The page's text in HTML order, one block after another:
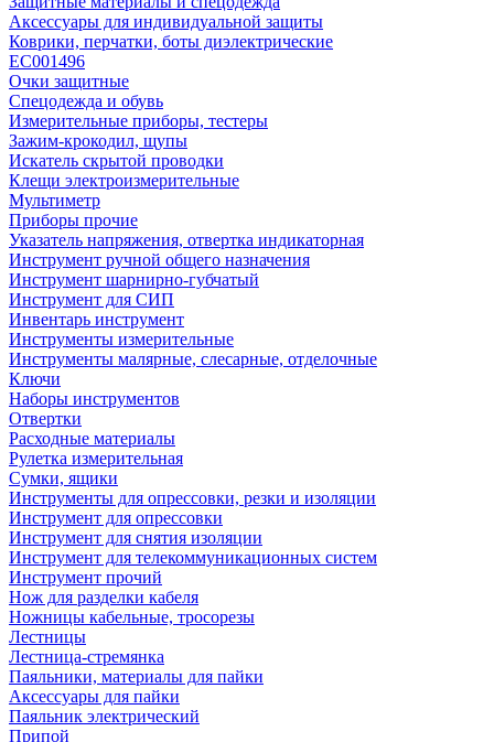
Аксессуары для индивидуальной защиты
Коврики, перчатки, боты диэлектрические
EC001496
Очки защитные
Спецодежда и обувь
Измерительные приборы, тестеры
Зажим-крокодил, щупы
Искатель скрытой проводки
Клещи электроизмерительные
Мультиметр
Приборы прочие
Указатель напряжения, отвертка индикаторная
Инструмент ручной общего назначения
Инструмент шарнирно-губчатый
Инструмент для СИП
Инвентарь инструмент
Инструменты измерительные
Инструменты малярные, слесарные, отделочные
Ключи
Наборы инструментов
Отвертки
Расходные материалы
Рулетка измерительная
Сумки, ящики
Инструменты для опрессовки, резки и изоляции
Инструмент для опрессовки
Инструмент для снятия изоляции
Инструмент для телекоммуникационных систем
Инструмент прочий
Нож для разделки кабеля
Ножницы кабельные, тросорезы
Лестницы
Лестница-стремянка
Паяльники, материалы для пайки
Аксессуары для пайки
Паяльник электрический
Припой